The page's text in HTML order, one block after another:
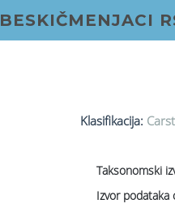
BESKIČMENJACI
Klasifikacija:
Taksonomski
Izvor